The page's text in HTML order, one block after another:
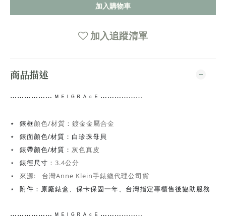
加入購物車
加入追蹤清單
商品描述
⋯⋯ ⋯⋯⋯⋯ ᴹ ᴱ ᴵ ᴳ ᴿ ᴬ ᶜ ᴱ ⋯⋯⋯⋯ ⋯⋯
⋆ 錶框顏色/材質：鍍金金屬合金
⋆ 錶面顏色/材質：白珍珠母貝
⋆ 錶帶顏色/材質： 灰色真皮
⋆ 錶徑尺寸 ：3.4公分
⋆ 來源: 台灣Anne Klein手錶總代理公司貨
⋆ 附件：原廠錶盒、保卡保固一年、台灣指定專櫃售後協助服務
⋯⋯ ⋯⋯⋯⋯ ᴹ ᴱ ᴵ ᴳ ᴿ ᴬ ᶜ ᴱ ⋯⋯⋯⋯ ⋯⋯